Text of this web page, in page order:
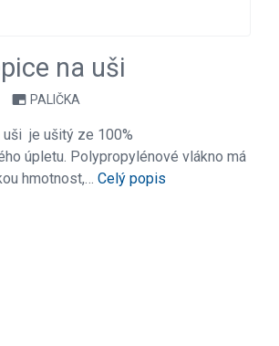
na uši
branding_watermark PALIČKA
uši je ušitý ze 100%
úpletu. Polypropylénové vlákno má
hmotnost,… Celý popis